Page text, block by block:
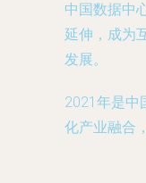
中国数据中
延伸，成为
发展。
2021年是中
化产业融合